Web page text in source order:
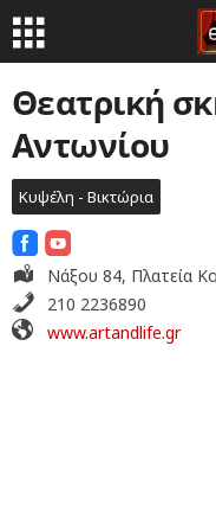
Θεατρική
Αντωνίου
Κυψέλη - Βικτώρια
Νάξου 84, Πλατεία
210 2236890
www.artandlife.gr